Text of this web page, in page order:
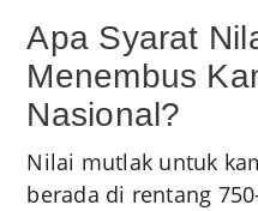
Apa Syarat
Menembus
Nasional?
Nilai mutlak untuk
berada di rentang